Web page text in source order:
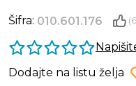
Šifra: 010.601.176
Dodajte na listu želja